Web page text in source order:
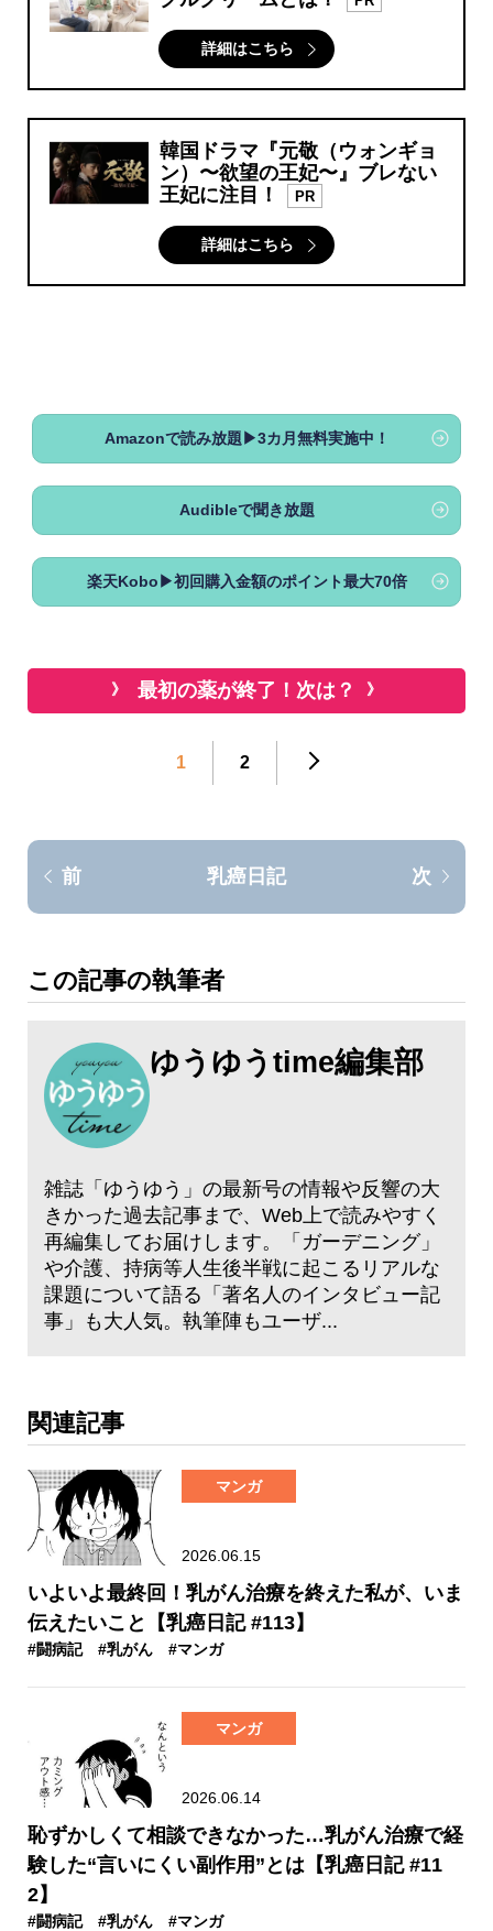
詳細はこちら
韓国ドラマ『元敬（ウォンギョ
ン）〜欲望の王妃〜』ブレない
王妃に注目！
PR
詳細はこちら
Amazonで読み放題▶3カ月無料実施中！
Audibleで聞き放題
楽天Kobo▶初回購入金額のポイント最大70倍
最初の薬が終了！次は？
1 2
前 乳癌日記 次
この記事の執筆者
ゆうゆうtime編集部
雑誌「ゆうゆう」の最新号の情報や反響の大
きかった過去記事まで、Web上で読みやすく
再編集してお届けします。「ガーデニング」
や介護、持病等人生後半戦に起こるリアルな
課題について語る「著名人のインタビュー記
事」も大人気。執筆陣もユーザ...
関連記事
マンガ
2026.06.15
いよいよ最終回！乳がん治療を終えた私が、いま
伝えたいこと【乳癌日記 #113】
#闘病記 #乳がん #マンガ
マンガ
2026.06.14
恥ずかしくて相談できなかった…乳がん治療で経
験した“言いにくい副作用”とは【乳癌日記 #11
2】
#闘病記 #乳がん #マンガ